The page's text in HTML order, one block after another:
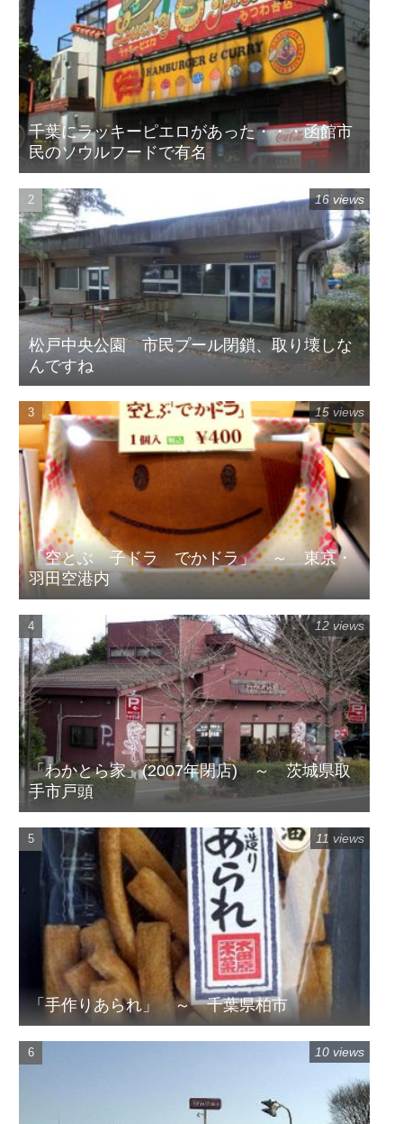
千葉にラッキーピエロがあった・・・函館市
民のソウルフードで有名
松戸中央公園 市民プール閉鎖、取り壊しな
んですね
16 views
「空とぶ 子ドラ でかドラ」 ～ 東京・
羽田空港内
15 views
「わかとら家」(2007年閉店) ～ 茨城県取
手市戸頭
12 views
「手作りあられ」 ～ 千葉県柏市
11 views
10 views